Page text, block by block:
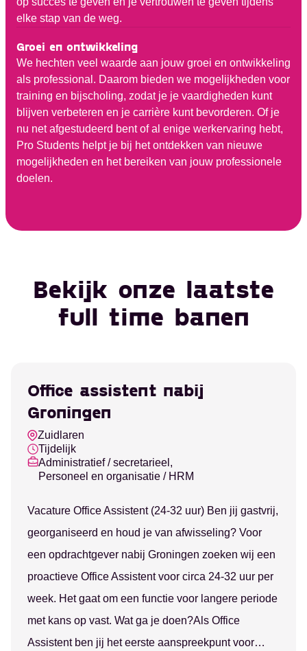
elke stap van de weg.
Groei en ontwikkeling
We hechten veel waarde aan jouw groei en ontwikkeling
als professional. Daarom bieden we mogelijkheden voor
training en bijscholing, zodat je je vaardigheden kunt
blijven verbeteren en je carrière kunt bevorderen. Of je
nu net afgestudeerd bent of al enige werkervaring hebt,
Pro Students helpt je bij het ontdekken van nieuwe
mogelijkheden en het bereiken van jouw professionele
doelen.
Bekijk onze laatste
full time banen
Office assistent nabij
Groningen
Zuidlaren
Tijdelijk
Administratief / secretarieel,
Personeel en organisatie / HRM
Vacature Office Assistent (24-32 uur) Ben jij gastvrij,
georganiseerd en houd je van afwisseling? Voor
een opdrachtgever nabij Groningen zoeken wij een
proactieve Office Assistent voor circa 24-32 uur per
week. Het gaat om een functie voor langere periode
met kans op vast. Wat ga je doen?Als Office
Assistent ben jij het eerste aanspreekpunt voor…